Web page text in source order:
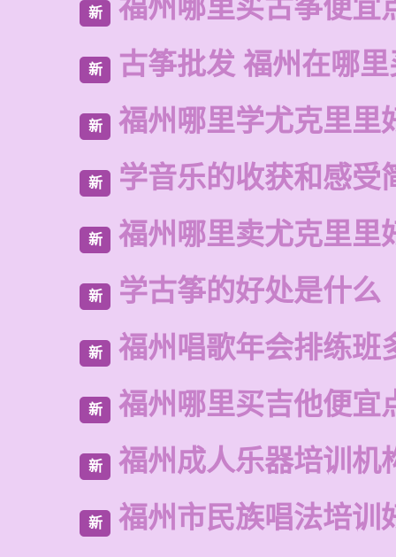
新 福州哪里买古筝便宜
新 古筝批发 福州在哪
新 福州哪里学尤克里里
新 学音乐的收获和感受
新 福州哪里卖尤克里里
新 学古筝的好处是什么
新 福州唱歌年会排练班
新 福州哪里买吉他便宜
新 福州成人乐器培训机
新 福州市民族唱法培训